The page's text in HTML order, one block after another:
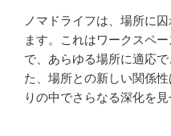
ノマドライフは、場所に
ます。これはワークスペ
で、あらゆる場所に適応
た、場所との新しい関係
りの中でさらなる深化を見